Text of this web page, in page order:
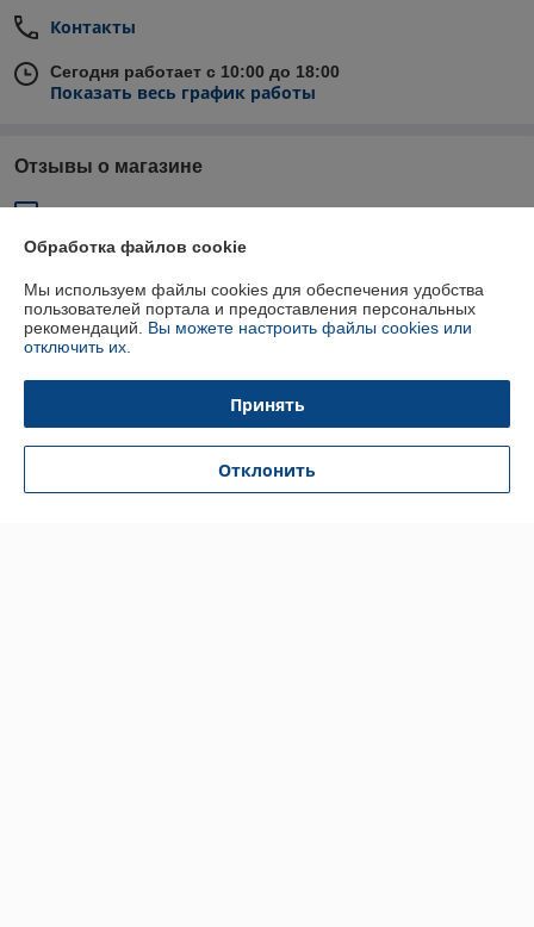
Контакты
Сегодня работает с 10:00 до 18:00
Показать весь график работы
Отзывы о магазине
84 отзывов за всё время
Татьяна
Отлично
Хороший магазин ,покупаю уже не в первый раз ,всегда вежливая
девушка, все по приемлемым ценам 🔥
Обработка файлов cookie
Мы используем файлы cookies для обеспечения удобства
пользователей портала и предоставления персональных
рекомендаций. Вы можете настроить файлы cookies или
отключить их.
Принять
Отклонить